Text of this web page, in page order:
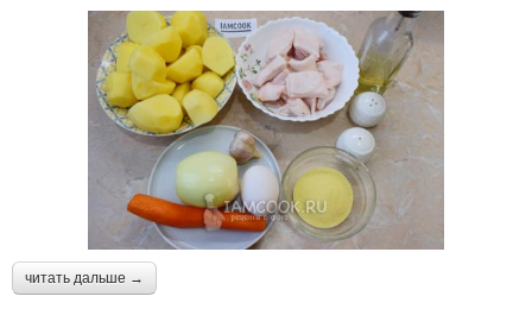
читать дальше →